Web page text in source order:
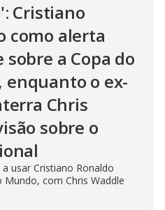
Cristiano
como alerta
a Copa do
enquanto o ex-
Chris
sobre o
usar Cristiano Ronaldo
com Chris Waddle